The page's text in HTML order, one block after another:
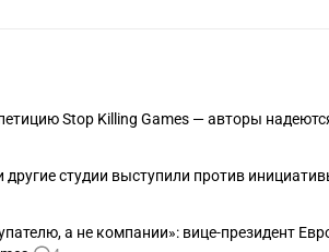
Stop Killing Games — авторы
студии выступили против
а не компании»: вице-президент